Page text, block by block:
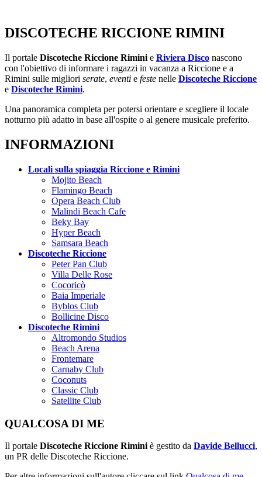
DISCOTECHE RICCIONE RIMINI
Il portale Discoteche Riccione Rimini e Riviera Disco nascono
con l'obiettivo di informare i ragazzi in vacanza a Riccione e a
Rimini sulle migliori serate, eventi e feste nelle Discoteche Riccione
e Discoteche Rimini.
Una panoramica completa per potersi orientare e scegliere il locale
notturno più adatto in base all'ospite o al genere musicale preferito.
INFORMAZIONI
Locali sulla spiaggia Riccione e Rimini
Mojito Beach
Flamingo Beach
Opera Beach Club
Malindi Beach Cafe
Beky Bay
Hyper Beach
Samsara Beach
Discoteche Riccione
Peter Pan Club
Villa Delle Rose
Cocoricò
Baia Imperiale
Byblos Club
Bollicine Disco
Discoteche Rimini
Altromondo Studios
Beach Arena
Frontemare
Carnaby Club
Coconuts
Classic Club
Satellite Club
QUALCOSA DI ME
Il portale Discoteche Riccione Rimini è gestito da Davide Bellucci,
un PR delle Discoteche Riccione.